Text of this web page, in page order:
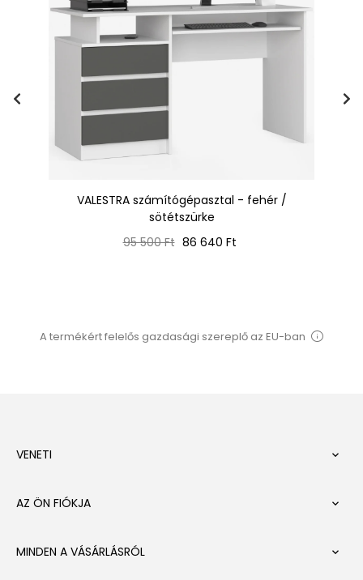
VALESTRA számítógépasztal - fehér /
sötétszürke
Normál
95 500 Ft Ár
86 640 Ft
A termékért felelős gazdasági szereplő az EU-ban
VENETI 
AZ ÖN FIÓKJA 
MINDEN A VÁSÁRLÁSRÓL 